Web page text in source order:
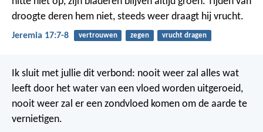
droogte deren hem niet, steeds weer draagt hij vrucht.
Jeremia 17:7-8 vertrouwen zegen vrucht dragen
Ik sluit met jullie dit verbond: nooit weer zal alles wat
leeft door het water van een vloed worden uitgeroeid,
nooit weer zal er een zondvloed komen om de aarde te
vernietigen.